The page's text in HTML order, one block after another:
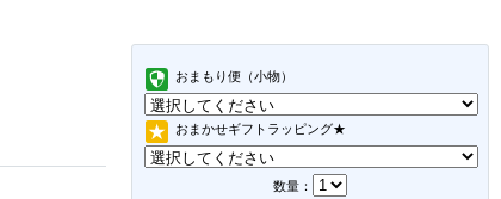
おまもり便（小物）
おまかせギフトラッピング★
数量：